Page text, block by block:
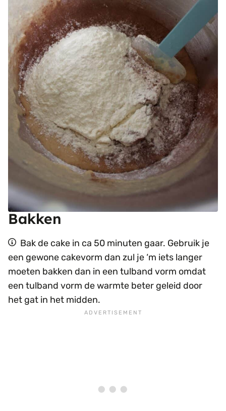
Bakken
Bak de cake in ca 50 minuten gaar. Gebruik je
een gewone cakevorm dan zul je ‘m iets langer
moeten bakken dan in een tulband vorm omdat
een tulband vorm de warmte beter geleid door
het gat in het midden.